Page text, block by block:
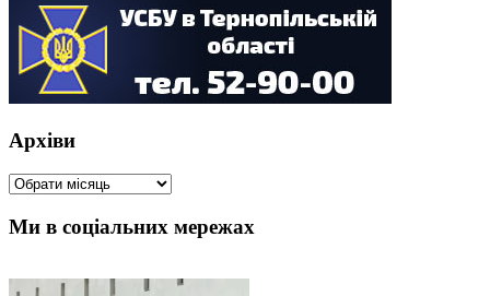
Архіви
Архіви
Ми в соціальних мережах